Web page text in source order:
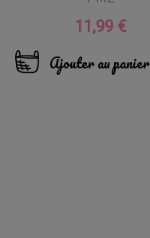
Prix
11,99 €
Ajouter au panier